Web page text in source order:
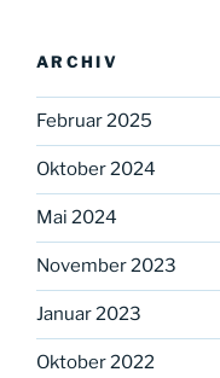
ARCHIV
Februar 2025
Oktober 2024
Mai 2024
November 2023
Januar 2023
Oktober 2022